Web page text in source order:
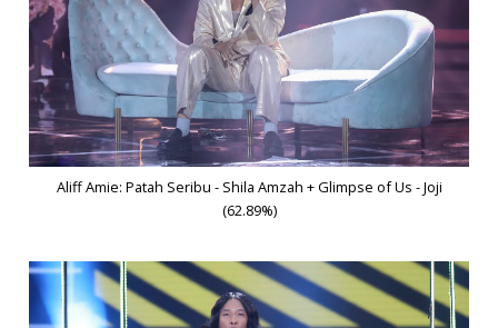
Aliff Amie: Patah Seribu - Shila Amzah + Glimpse of Us - Joji
(62.89%)